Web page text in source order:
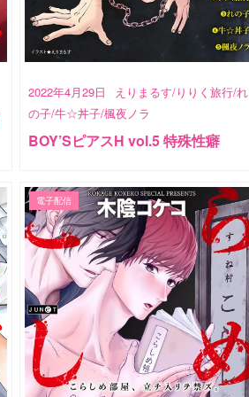
2022年4月29日
えりまるす/りりく旅行/れ
の子/牛☆丼子/楓夜ノラ
BOY’SピアスH vol.5 特殊性癖
電子配信